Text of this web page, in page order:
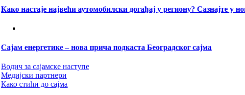
Како настаје највећи аутомобилски догађај у региону? Сазнајте у
Сајам енергетике – нова прича подкаста Београдског сајма
Водич за сајамске наступе
Медијски партнери
Како стићи до сајма